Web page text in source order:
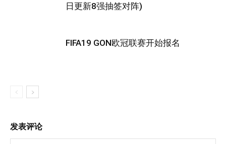
日更新8强抽签对阵)
FIFA19 GON欧冠联赛开始报名
发表评论